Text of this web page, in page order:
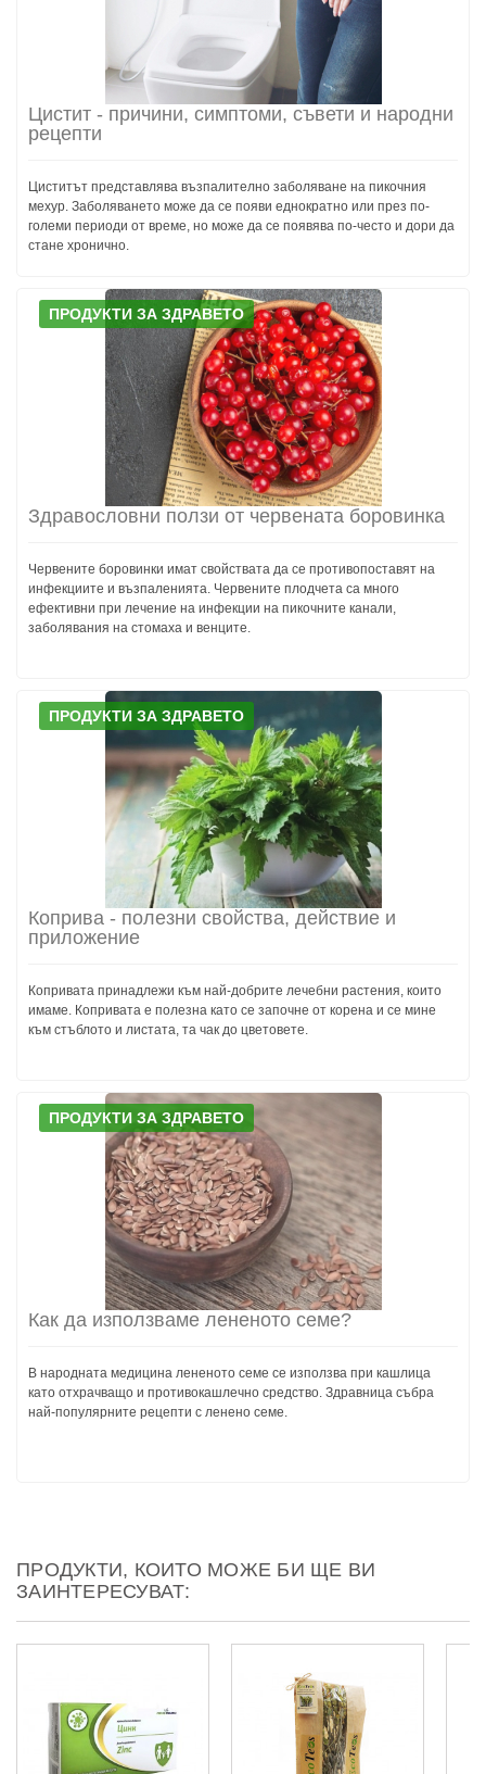
Цистит - причини, симптоми, съвети и народни
рецепти
Циститът представлява възпалително заболяване на пикочния
мехур. Заболяването може да се появи еднократно или през по-
големи периоди от време, но може да се появява по-често и дори да
стане хронично.
ПРОДУКТИ ЗА ЗДРАВЕТО
Здравословни ползи от червената боровинка
Червените боровинки имат свойствата да се противопоставят на
инфекциите и възпаленията. Червените плодчета са много
ефективни при лечение на инфекции на пикочните канали,
заболявания на стомаха и венците.
ПРОДУКТИ ЗА ЗДРАВЕТО
Коприва - полезни свойства, действие и
приложение
Копривата принадлежи към най-добрите лечебни растения, които
имаме. Копривата е полезна като се започне от корена и се мине
към стъблото и листата, та чак до цветовете.
ПРОДУКТИ ЗА ЗДРАВЕТО
Как да използваме лененото семе?
В народната медицина лененото семе се използва при кашлица
като отхрачващо и противокашлечно средство. Здравница събра
най-популярните рецепти с ленено семе.
ПРОДУКТИ, КОИТО МОЖЕ БИ ЩЕ ВИ
ЗАИНТЕРЕСУВАТ: